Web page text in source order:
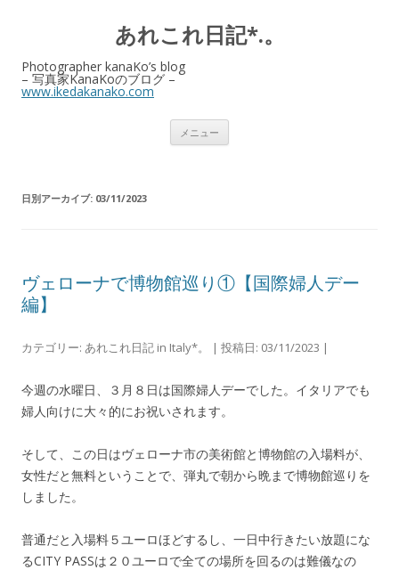
あれこれ日記*.。
Photographer kanaKo’s blog
– 写真家KanaKoのブログ –
www.ikedakanako.com
メニュー
日別アーカイブ: 03/11/2023
ヴェローナで博物館巡り①【国際婦人デー
編】
カテゴリー: あれこれ日記 in Italy*。 | 投稿日: 03/11/2023 |
今週の水曜日、３月８日は国際婦人デーでした。イタリアでも
婦人向けに大々的にお祝いされます。
そして、この日はヴェローナ市の美術館と博物館の入場料が、
女性だと無料ということで、弾丸で朝から晩まで博物館巡りを
しました。
普通だと入場料５ユーロほどするし、一日中行きたい放題にな
るCITY PASSは２０ユーロで全ての場所を回るのは難儀なの